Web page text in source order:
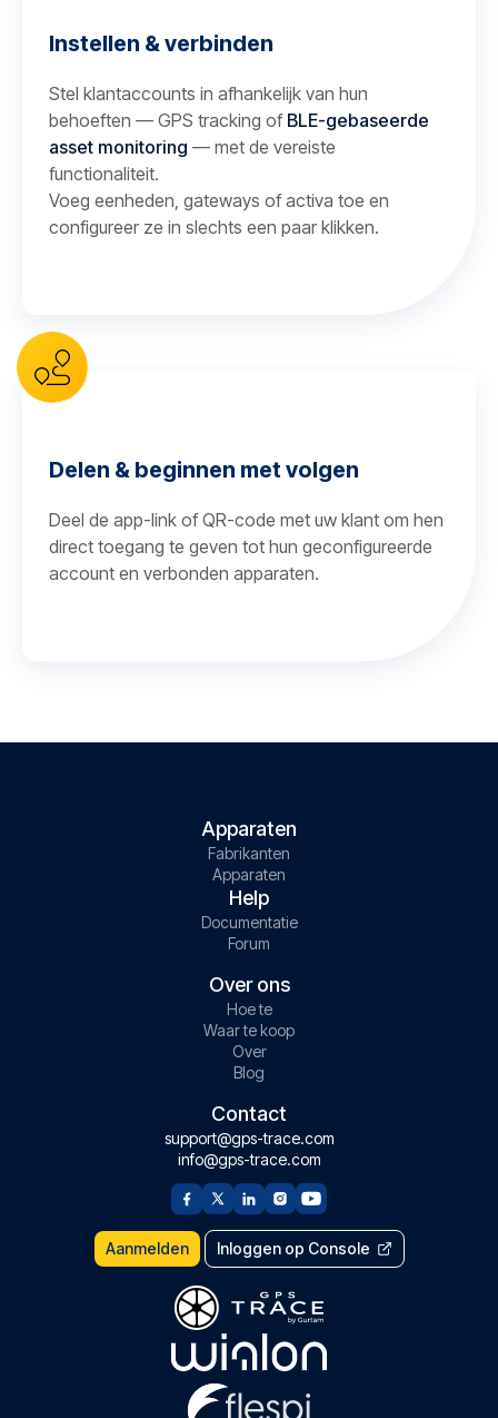
Instellen & verbinden
Stel klantaccounts in afhankelijk van hun
behoeften — GPS tracking of BLE-gebaseerde
asset monitoring — met de vereiste
functionaliteit.
Voeg eenheden, gateways of activa toe en
configureer ze in slechts een paar klikken.
Delen & beginnen met volgen
Deel de app-link of QR-code met uw klant om hen
direct toegang te geven tot hun geconfigureerde
account en verbonden apparaten.
Apparaten
Fabrikanten
Apparaten
Help
Documentatie
Forum
Over ons
Hoe te
Waar te koop
Over
Blog
Contact
support@gps-trace.com
info@gps-trace.com
Aanmelden Inloggen op Console